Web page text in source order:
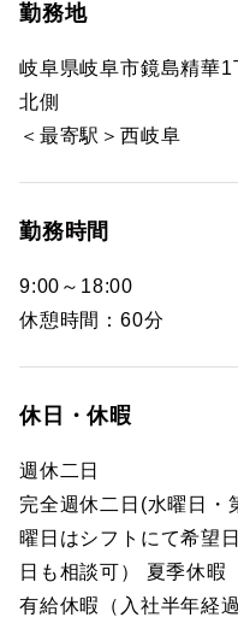
勤務地
岐阜県岐阜市鏡島精華
北側
＜最寄駅＞西岐阜
勤務時間
9:00～18:00
休憩時間：60分
休日・休暇
週休二日
完全週休二日(水曜日
曜日はシフトにて希望
日も相談可） 夏季休暇
有給休暇（入社半年経